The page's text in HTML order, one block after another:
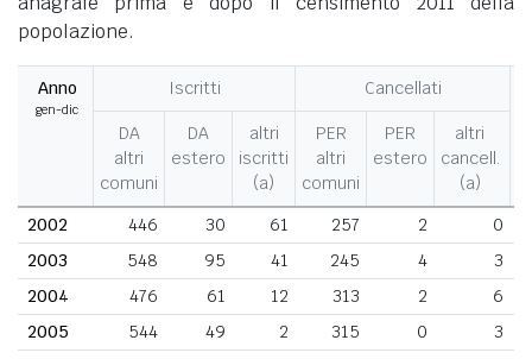
popolazione.
Anno
gen-dic
Iscritti
Cancellati
DA
altri
comuni
DA
estero
altri
iscritti
(a)
PER
altri
comuni
PER
estero
altri
cancell.
(a)
2002
446 30 61 257 2
0
2003
548 95 41 245 4
3
2004
476 61 12 313 2
6
2005
544 49 2 315 0
3